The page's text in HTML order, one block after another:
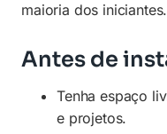
maioria dos iniciantes.
Antes de
Tenha espaço
e projetos.